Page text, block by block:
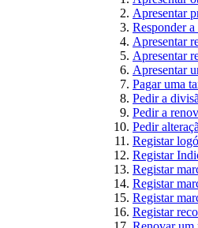
Apresentar
Responder
Apresentar
Apresentar
Apresentar
Pagar uma
Pedir a
Pedir a
Pedir
Registar
Registar
Registar
Registar
Registar
Registar